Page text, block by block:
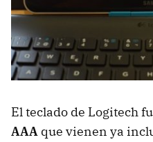
El teclado de Logitech
AAA que vienen ya